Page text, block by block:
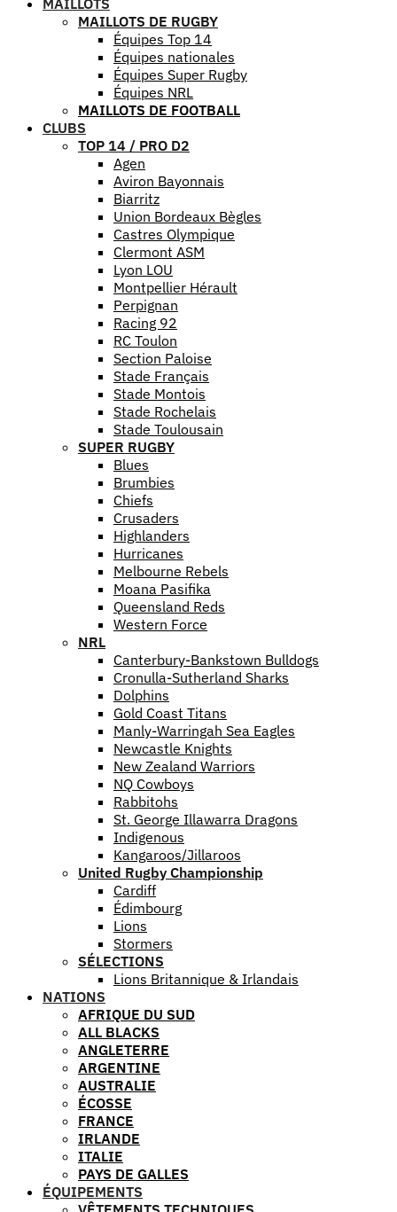
MAILLOTS
MAILLOTS DE RUGBY
Équipes Top 14
Équipes nationales
Équipes Super Rugby
Équipes NRL
MAILLOTS DE FOOTBALL
CLUBS
TOP 14 / PRO D2
Agen
Aviron Bayonnais
Biarritz
Union Bordeaux Bègles
Castres Olympique
Clermont ASM
Lyon LOU
Montpellier Hérault
Perpignan
Racing 92
RC Toulon
Section Paloise
Stade Français
Stade Montois
Stade Rochelais
Stade Toulousain
SUPER RUGBY
Blues
Brumbies
Chiefs
Crusaders
Highlanders
Hurricanes
Melbourne Rebels
Moana Pasifika
Queensland Reds
Western Force
NRL
Canterbury-Bankstown Bulldogs
Cronulla-Sutherland Sharks
Dolphins
Gold Coast Titans
Manly-Warringah Sea Eagles
Newcastle Knights
New Zealand Warriors
NQ Cowboys
Rabbitohs
St. George Illawarra Dragons
Indigenous
Kangaroos/Jillaroos
United Rugby Championship
Cardiff
Édimbourg
Lions
Stormers
SÉLECTIONS
Lions Britannique & Irlandais
NATIONS
AFRIQUE DU SUD
ALL BLACKS
ANGLETERRE
ARGENTINE
AUSTRALIE
ÉCOSSE
FRANCE
IRLANDE
ITALIE
PAYS DE GALLES
ÉQUIPEMENTS